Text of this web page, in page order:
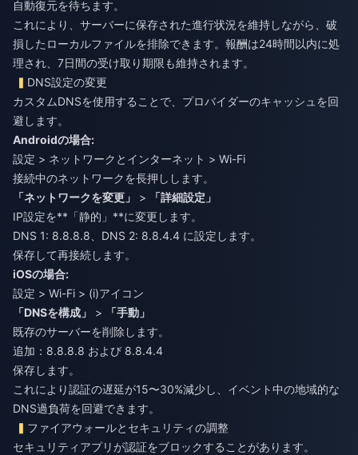
自動復元を待ちます。
これにより、サーバーに保存された進行状況を維持しながら、破
損したローカルファイルを排除できます。報酬は24時間以内に処
理され、7日間の受け取り期限も維持されます。
DNS設定の変更
カスタムDNSを使用することで、プロバイダーのキャッシュを回
避します。
Androidの場合:
設定 > ネットワークとインターネット > Wi-Fi
接続中のネットワークを長押しします。
「ネットワークを変更」
>
「詳細設定」
IP設定を**「静的」**に変更します。
DNS 1: 8.8.8.8、DNS 2: 8.8.4.4 に設定します。
保存して再接続します。
iOSの場合:
設定 > Wi-Fi > (i)アイコン
「DNSを構成」
>
「手動」
既存のサーバーを削除します。
追加：8.8.8.8 および 8.8.4.4
保存します。
これにより認証の遅延が15〜30%減少し、イベント中の地域的な
DNS過負荷を回避できます。
ファイアウォールとセキュリティの調整
セキュリティアプリが認証をブロックすることがあります。